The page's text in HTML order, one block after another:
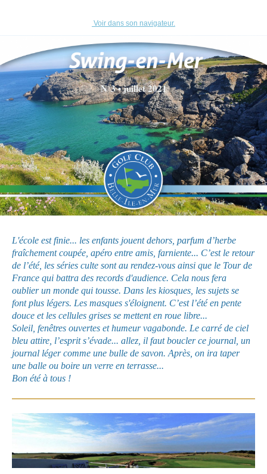
Voir dans son navigateur.
N°3 • juillet 2021
L'école est finie... les enfants jouent dehors, parfum d’herbe
fraîchement coupée, apéro entre amis, farniente... C’est le retour
de l’été, les séries culte sont au rendez-vous ainsi que le Tour de
France qui battra des records d'audience. Cela nous fera
oublier un monde qui tousse. Dans les kiosques, les sujets se
font plus légers. Les masques s'éloignent. C’est l’été en pente
douce et les cellules grises se mettent en roue libre...
Soleil, fenêtres ouvertes et humeur vagabonde. Le carré de ciel
bleu attire, l’esprit s’évade... allez, il faut boucler ce journal, un
journal léger comme une bulle de savon. Après, on ira taper
une balle ou boire un verre en terrasse...
Bon été à tous !